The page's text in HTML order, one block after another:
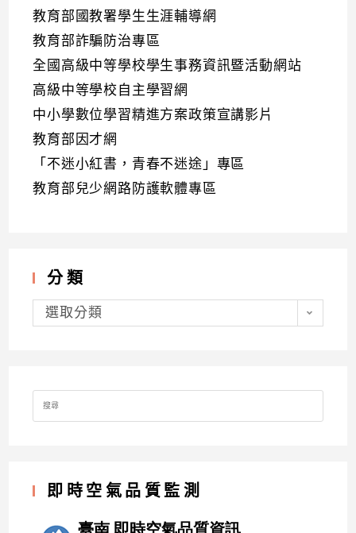
教育部國教署學生生涯輔導網
教育部詐騙防治專區
全國高級中等學校學生事務資訊暨活動網站
高級中等學校自主學習網
中小學數位學習精進方案政策宣講影片
教育部因才網
「不迷小紅書，青春不迷途」專區
教育部兒少網路防護軟體專區
分類
分
類選取分類
Search
for:
即時空氣品質監測